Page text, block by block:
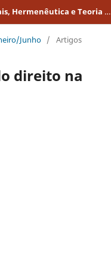
Revista de Estudos Constitucionais, Hermenêutica e Teoria do Direito
Junho / Artigos
direito na